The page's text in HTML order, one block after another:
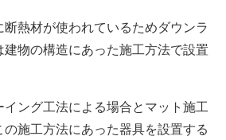
熱材が使われているためダウンラ
建物の構造にあった施工方法で設置
イング工法による場合とマット施工
施工方法にあった器具を設置する